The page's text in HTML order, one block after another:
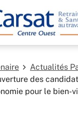
Actualités
des
pour le bien-